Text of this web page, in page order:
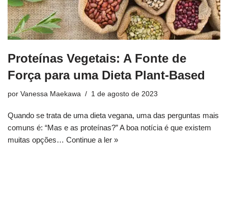
Proteínas Vegetais: A Fonte de
Força para uma Dieta Plant-Based
por Vanessa Maekawa 1 de agosto de 2023
Quando se trata de uma dieta vegana, uma das perguntas mais
comuns é: “Mas e as proteínas?” A boa notícia é que existem
muitas opções… Continue a ler »